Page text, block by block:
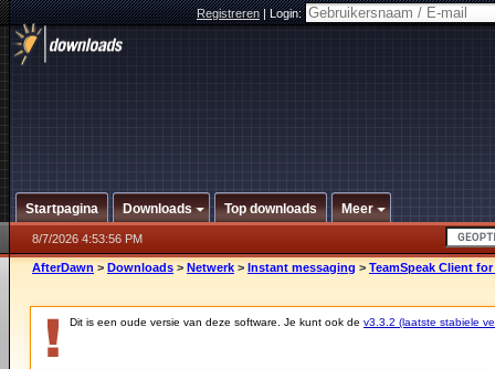
Registreren|Login:
Startpagina Downloads Top downloads Meer
8/7/2026 4:53:56 PM
AfterDawn > Downloads > Netwerk > Instant messaging > TeamSpeak Client for
Dit is een oude versie van deze software. Je kunt ook de v3.3.2 (laatste stabiele